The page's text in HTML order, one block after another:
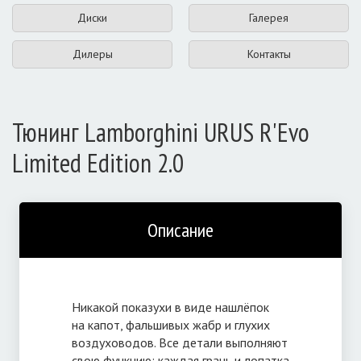
Диски Галерея
Дилеры Контакты
Тюнинг Lamborghini URUS R'Evo
Limited Edition 2.0
Описание
Никакой показухи в виде нашлёпок
на капот, фальшивых жабр и глухих
воздуховодов. Все детали выполняют